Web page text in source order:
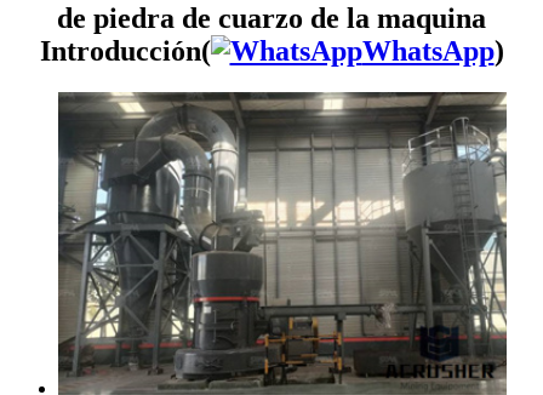
de piedra de cuarzo de la maquina
Introducción(
WhatsApp)